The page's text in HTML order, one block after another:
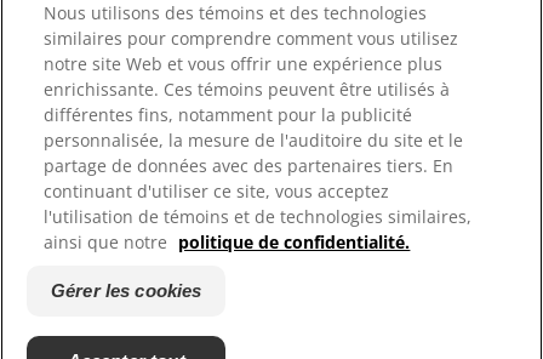
Réduction du
tartre
© 2026 Colgate-Palmolive Company. Tous droits réservés.
Conditions d'utilisation
Gérer les cookies
Nous utilisons des témoins et des technologies
similaires pour comprendre comment vous utilisez
notre site Web et vous offrir une expérience plus
enrichissante. Ces témoins peuvent être utilisés à
différentes fins, notamment pour la publicité
personnalisée, la mesure de l'auditoire du site et le
partage de données avec des partenaires tiers. En
continuant d'utiliser ce site, vous acceptez
l'utilisation de témoins et de technologies similaires,
ainsi que notre politique de confidentialité.
Gérer les cookies